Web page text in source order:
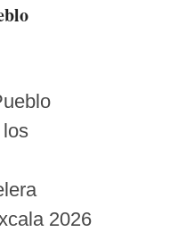
2026